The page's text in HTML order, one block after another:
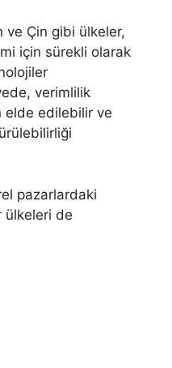
ve Çin gibi ülkeler,
için sürekli olarak
verimlilik
elde edilebilir ve
pazarlardaki
ülkeleri de